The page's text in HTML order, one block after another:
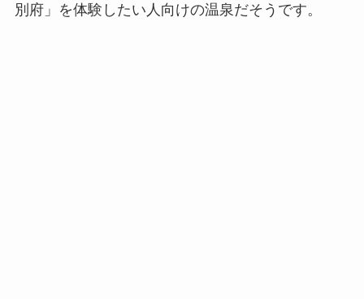
別府」を体験したい人向けの温泉だそうです。